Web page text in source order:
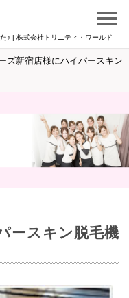
♪ | 株式会社トリニティ・ワールド
ズ新宿店様にハイパースキン
ースキン脱毛機